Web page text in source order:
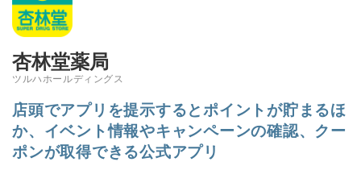
杏林堂薬局
ツルハホールディングス
店頭でアプリを提示するとポイントが貯まるほ
か、イベント情報やキャンペーンの確認、クー
ポンが取得できる公式アプリ